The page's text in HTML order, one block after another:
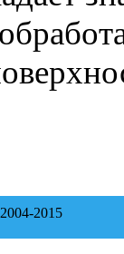
2015